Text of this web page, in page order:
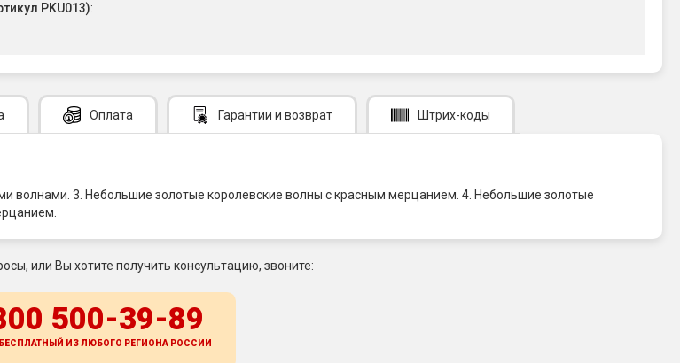
PKU013):
Оплата Гарантии и возврат Штрих-коды
3. Небольшие золотые королевские волны с красным мерцанием. 4. Небольшие золотые
или Вы хотите получить консультацию, звоните:
500-39-89
ИЗ ЛЮБОГО РЕГИОНА РОССИИ